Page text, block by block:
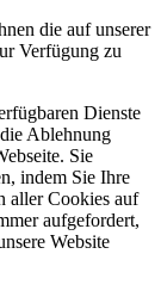
die auf unserer
Verfügung zu
Dienste
Ablehnung
Sie
indem Sie Ihre
aller Cookies auf
aufgefordert,
Website